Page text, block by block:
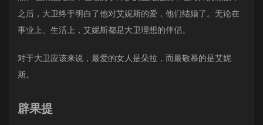
之后，大卫终于明白了他对艾妮斯的爱，他们结婚了。无论在
事业上、生活上，艾妮斯都是大卫理想的伴侣。
对于大卫应该来说，最爱的女人是朵拉，而最敬慕的是艾妮
斯。
辟果提